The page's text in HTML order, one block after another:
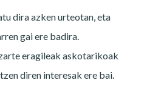
dira azken urteotan, eta
gai ere badira.
eragileak askotarikoak
diren interesak ere bai.